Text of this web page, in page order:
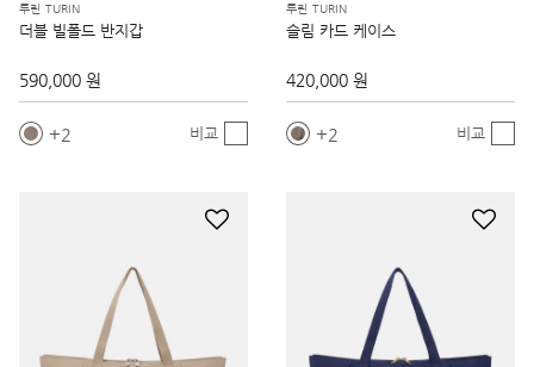
투린 TURIN
더블 빌폴드 반지갑
590,000 원
2 비교
투린 TURIN
슬림 카드 케이스
420,000 원
2 비교